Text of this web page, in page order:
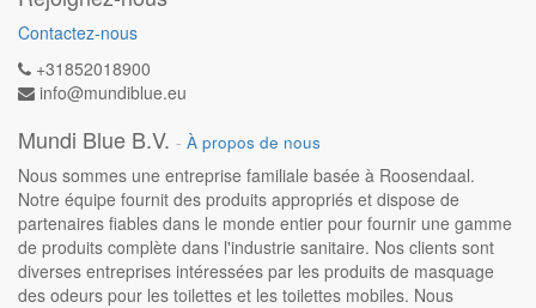
Contactez-nous
+31852018900
info@mundiblue.eu
Mundi Blue B.V. - À propos de nous
Nous sommes une entreprise familiale basée à Roosendaal.
Notre équipe fournit des produits appropriés et dispose de
partenaires fiables dans le monde entier pour fournir une gamme
de produits complète dans l'industrie sanitaire. Nos clients sont
diverses entreprises intéressées par les produits de masquage
des odeurs pour les toilettes et les toilettes mobiles. Nous